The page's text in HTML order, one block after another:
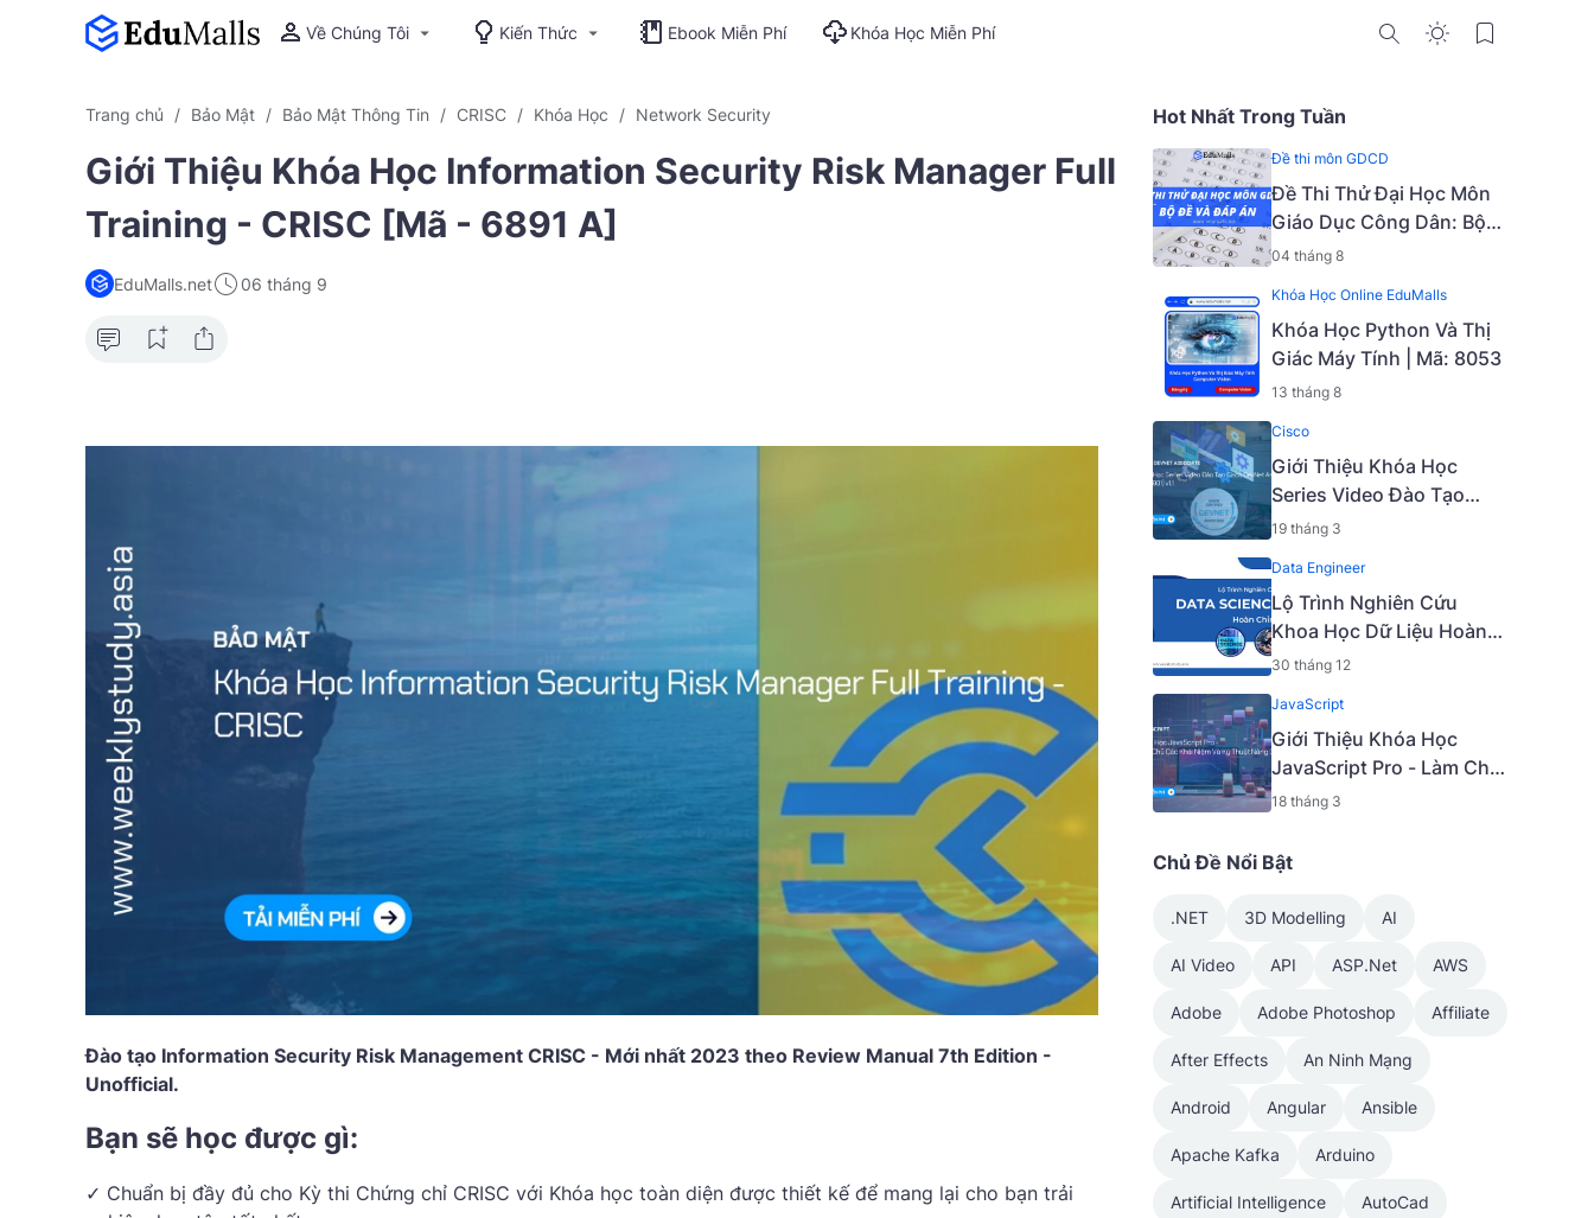
Về Chúng Tôi Kiến Thức Ebook Miễn Phí Khóa Học Miễn Phí
Trang chủ Bảo Mật Bảo Mật Thông Tin CRISC Khóa Học Network Security
Giới Thiệu Khóa Học Information Security Risk Manager Full
Training - CRISC [Mã - 6891 A]
EduMalls.net 06 tháng 9
Đào tạo Information Security Risk Management CRISC - Mới nhất 2023 theo Review Manual 7th Edition -
Unofficial.
Bạn sẽ học được gì:
✓ Chuẩn bị đầy đủ cho Kỳ thi Chứng chỉ CRISC với Khóa học toàn diện được thiết kế để mang lại cho bạn trải
Hot Nhất Trong Tuần
Đề thi môn GDCD
Đề Thi Thử Đại Học Môn
Giáo Dục Công Dân: Bộ
Đề Và Đáp Án
04 tháng 8
Khóa Học Online EduMalls
Khóa Học Python Và Thị
Giác Máy Tính | Mã: 8053
13 tháng 8
Cisco
Giới Thiệu Khóa Học
Series Video Đào Tạo
Cisco DevNet Associate
A]
19 tháng 3
Data Engineer
Lộ Trình Nghiên Cứu
Khoa Học Dữ Liệu Hoàn
Chỉnh
30 tháng 12
JavaScript
Giới Thiệu Khóa Học
JavaScript Pro - Làm Chủ
Các Khái Niệm Và Kỹ
6919 A]
18 tháng 3
Chủ Đề Nổi Bật
.NET 3D Modelling AI
AI Video API ASP.Net AWS
Adobe Adobe Photoshop Affiliate
After Effects An Ninh Mạng
Android Angular Ansible
Apache Kafka Arduino
Artificial Intelligence AutoCad